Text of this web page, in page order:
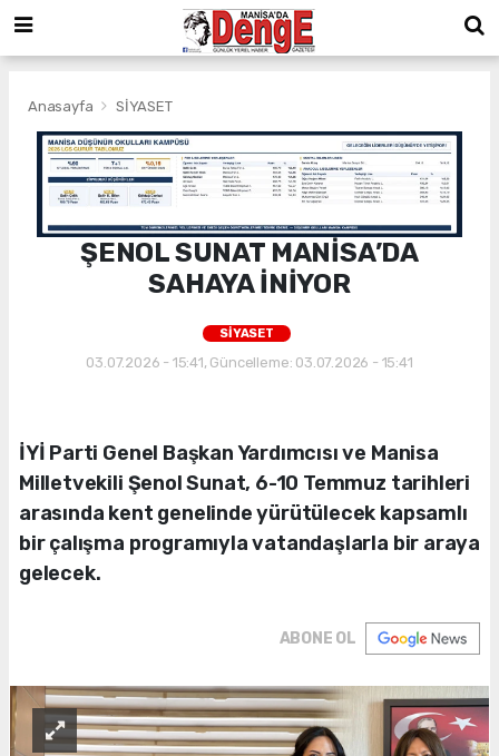
Anasayfa SİYASET
ŞENOL SUNAT MANİSA’DA
SAHAYA İNİYOR
SİYASET
03.07.2026 - 15:41, Güncelleme: 03.07.2026 - 15:41
İYİ Parti Genel Başkan Yardımcısı ve Manisa
Milletvekili Şenol Sunat, 6-10 Temmuz tarihleri
arasında kent genelinde yürütülecek kapsamlı
bir çalışma programıyla vatandaşlarla bir araya
gelecek.
ABONE OL